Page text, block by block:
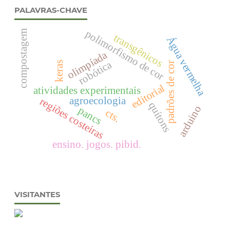
PALAVRAS-CHAVE
editorialpadrões de cor
atividades experimentais
polimorfismo de cor
quítons
regiões costeiras
olimpíada
robótica
keras
ensino. jogos. pibid.
transgênicos
cts.
Água vermelha
agroecologia
compostagem
arduino
pancs
VISITANTES